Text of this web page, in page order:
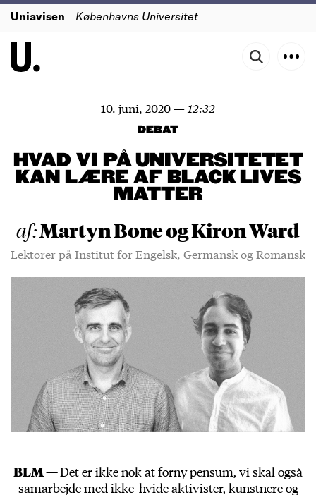
Uniavisen Københavns Universitet
10. juni, 2020— 12:32
DEBAT
HVAD VI PÅ UNIVERSITETET
KAN LÆRE AF BLACK LIVES
MATTER
af:Martyn Bone og Kiron Ward
Lektorer på Institut for Engelsk, Germansk og Romansk
BLM —Det er ikke nok at forny pensum, vi skal også
samarbejde med ikke-hvide aktivister, kunstnere og